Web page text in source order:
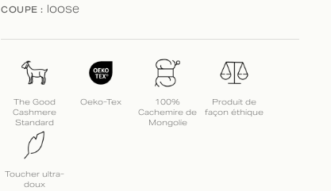
COUPE : loose
The Good
Cashmere
Standard
Oeko-Tex
100%
Cachemire de
Mongolie
Produit de
façon éthique
Toucher ultra-
doux